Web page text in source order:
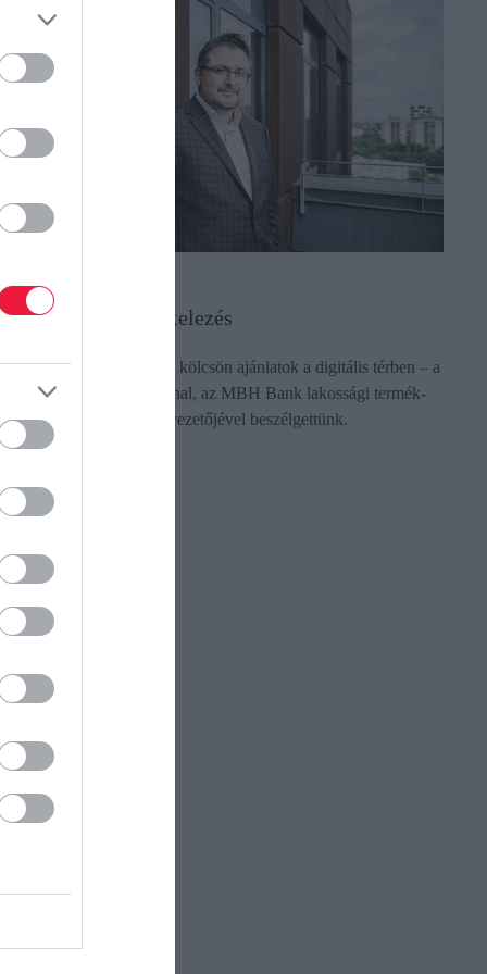
Személyre szabott hitelezés
szabott személyi kölcsön ajánlatok a digitális térben – a
Nagy Istvánnal, az MBH Bank lakossági termék-
folyamatmenedzsment- vezetőjével beszélgettünk.